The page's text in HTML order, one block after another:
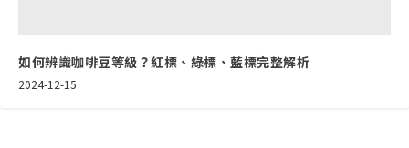
如何辨識咖啡豆等級？紅標、綠標、藍標完整解析
2024-12-15